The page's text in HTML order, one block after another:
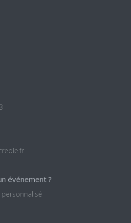
événement ?